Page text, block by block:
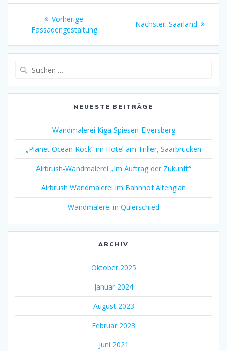
Beitragsnavigation
Vorherige:Vorheriger
Beitrag:
Fassadengestaltung
Nächster: Nächster
Saarland
NEUESTE BEITRÄGE
Wandmalerei Kiga Spiesen-Elversberg
„Planet Ocean Rock“ im Hotel am Triller, Saarbrücken
Airbrush-Wandmalerei „Im Auftrag der Zukunft“
Airbrush Wandmalerei im Bahnhof Altenglan
Wandmalerei in Quierschied
ARCHIV
Oktober 2025
Januar 2024
August 2023
Februar 2023
Juni 2021